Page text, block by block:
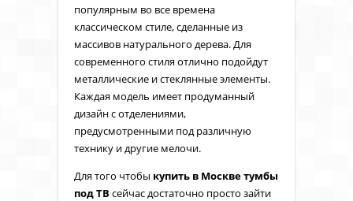
популярным во все времена
классическом стиле, сделанные из
массивов натурального дерева. Для
современного стиля отлично подойдут
металлические и стеклянные элементы.
Каждая модель имеет продуманный
дизайн с отделениями,
предусмотренными под различную
технику и другие мелочи.
Для того чтобы купить в Москве тумбы
под ТВ сейчас достаточно просто зайти